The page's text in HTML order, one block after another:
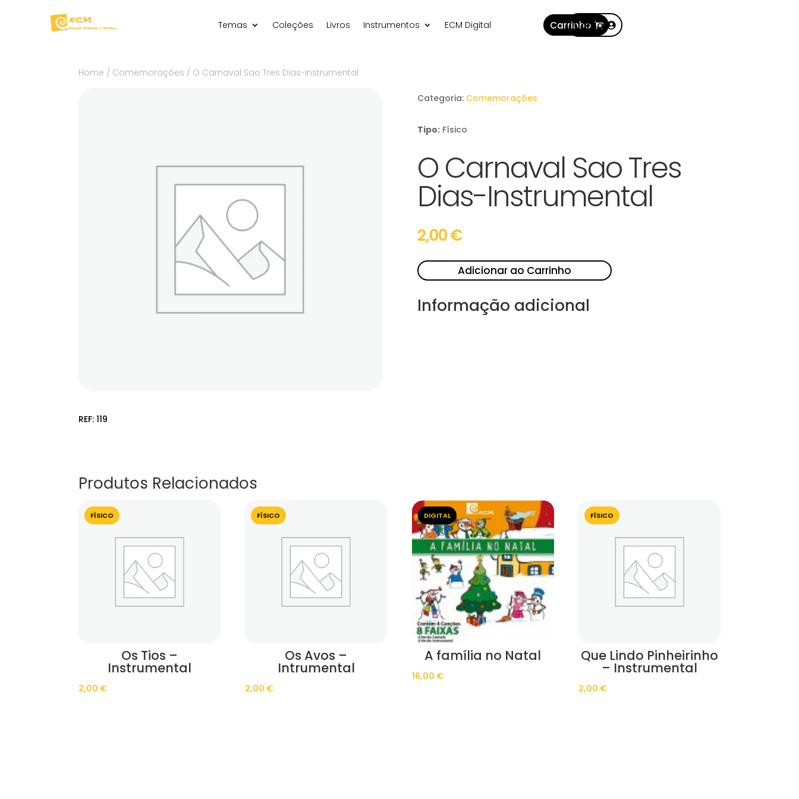
Temas Coleções Livros Instrumentos ECM Digital Carrinho
Conta
Home / Comemorações / O Carnaval Sao Tres Dias-Instrumental
REF: 119
Categoria: Comemorações
Tipo: Físico
O Carnaval Sao Tres
Dias-Instrumental
2,00€
Adicionar ao Carrinho
Informação adicional
Produtos Relacionados
FÍSICO
Os Tios –
Instrumental
2,00 €
FÍSICO
Os Avos –
Intrumental
2,00 €
DIGITAL
A família no Natal
16,00 €
FÍSICO
Que Lindo Pinheirinho
– Instrumental
2,00 €